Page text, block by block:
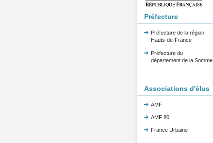
Préfecture
Préfecture de la région
Hauts-de-France
Préfecture du
département de la Somme
Associations d'élus
AMF
AMF 80
France Urbaine